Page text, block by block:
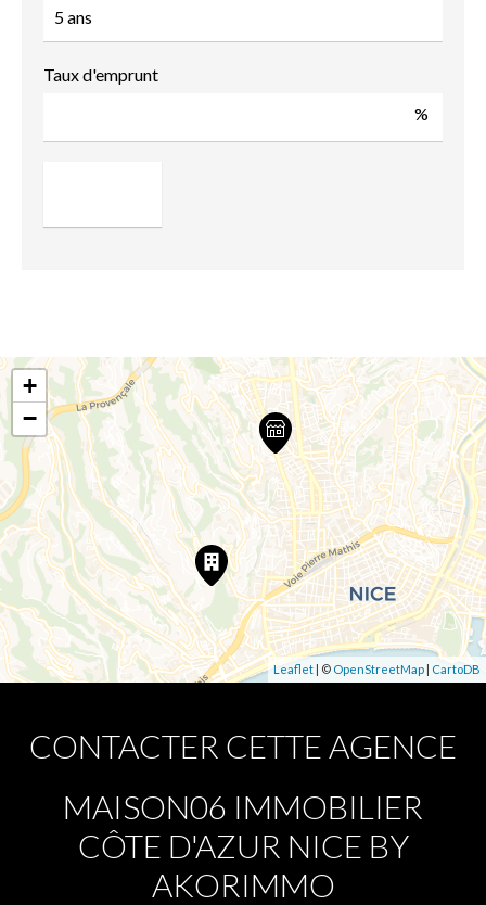
Taux d'emprunt
%
+
−
Leaflet | © OpenStreetMap | CartoDB
CONTACTER CETTE AGENCE
MAISON06 IMMOBILIER
CÔTE D'AZUR NICE BY
AKORIMMO